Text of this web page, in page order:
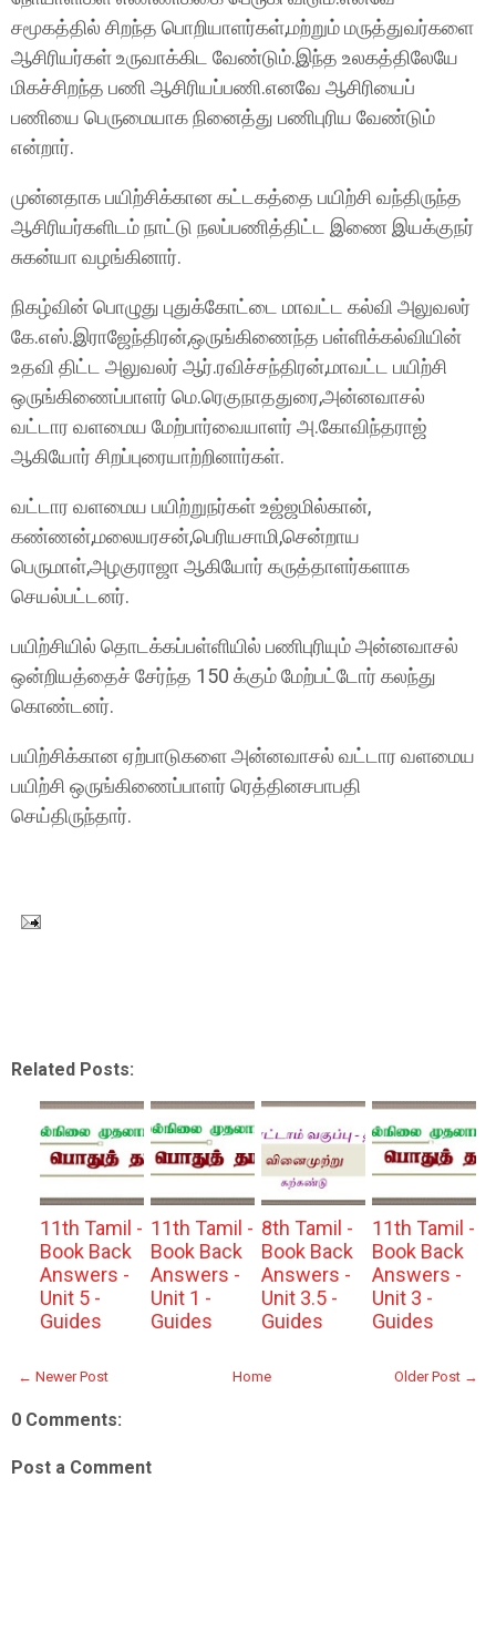
சமூகத்தில் சிறந்த பொறியாளர்கள்,மற்றும் மருத்துவர்களை
ஆசிரியர்கள் உருவாக்கிட வேண்டும்.இந்த உலகத்திலேயே
மிகச்சிறந்த பணி ஆசிரியப்பணி.எனவே ஆசிரியைப்
பணியை பெருமையாக நினைத்து பணிபுரிய வேண்டும்
என்றார்.
முன்னதாக பயிற்சிக்கான கட்டகத்தை பயிற்சி வந்திருந்த
ஆசிரியர்களிடம் நாட்டு நலப்பணித்திட்ட இணை இயக்குநர்
சுகன்யா வழங்கினார்.
நிகழ்வின் பொழுது புதுக்கோட்டை மாவட்ட கல்வி அலுவலர்
கே.எஸ்.இராஜேந்திரன்,ஒருங்கிணைந்த பள்ளிக்கல்வியின்
உதவி திட்ட அலுவலர் ஆர்.ரவிச்சந்திரன்,மாவட்ட பயிற்சி
ஒருங்கிணைப்பாளர் மெ.ரெகுநாததுரை,அன்னவாசல்
வட்டார வளமைய மேற்பார்வையாளர் அ.கோவிந்தராஜ்
ஆகியோர் சிறப்புரையாற்றினார்கள்.
வட்டார வளமைய பயிற்றுநர்கள் உஜ்ஜமில்கான்,
கண்ணன்,மலையரசன்,பெரியசாமி,சென்றாய
பெருமாள்,அழகுராஜா ஆகியோர் கருத்தாளர்களாக
செயல்பட்டனர்.
பயிற்சியில் தொடக்கப்பள்ளியில் பணிபுரியும் அன்னவாசல்
ஒன்றியத்தைச் சேர்ந்த 150 க்கும் மேற்பட்டோர் கலந்து
கொண்டனர்.
பயிற்சிக்கான ஏற்பாடுகளை அன்னவாசல் வட்டார வளமைய
பயிற்சி ஒருங்கிணைப்பாளர் ரெத்தினசபாபதி
செய்திருந்தார்.
Related Posts:
11th Tamil -
Book Back
Answers -
Unit 5 -
Guides
11th Tamil -
Book Back
Answers -
Unit 1 -
Guides
8th Tamil -
Book Back
Answers -
Unit 3.5 -
Guides
11th Tamil -
Book Back
Answers -
Unit 3 -
Guides
← Newer Post Older Post →
Home
0 Comments:
Post a Comment